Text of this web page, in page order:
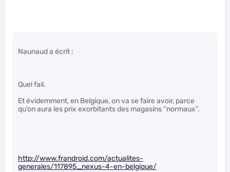
Naunaud a écrit :
Quel fail.
Et évidemment, en Belgique, on va se faire avoir, parce
qu’on aura les prix exorbitants des magasins “normaux”.
http://www.frandroid.com/actualites-
generales/117895_nexus-4-en-belgique/